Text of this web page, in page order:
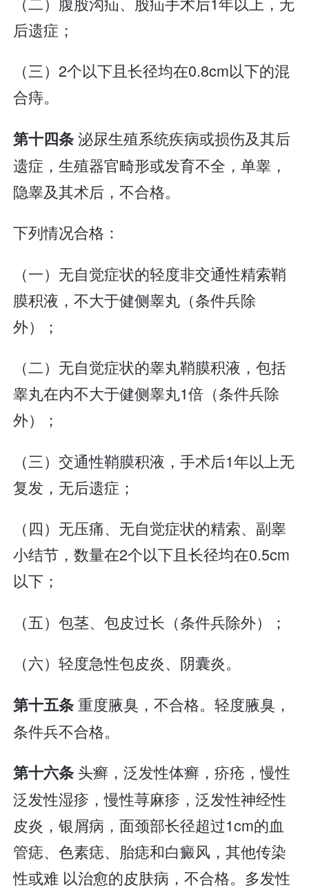
后遗症；
（三）2个以下且长径均在0.8cm以下的混
合痔。
第十四条泌尿生殖系统疾病或损伤及其后
遗症，生殖器官畸形或发育不全，单睾，
隐睾及其术后，不合格。
下列情况合格：
（一）无自觉症状的轻度非交通性精索鞘
膜积液，不大于健侧睾丸（条件兵除
外）；
（二）无自觉症状的睾丸鞘膜积液，包括
睾丸在内不大于健侧睾丸1倍（条件兵除
外）；
（三）交通性鞘膜积液，手术后1年以上无
复发，无后遗症；
（四）无压痛、无自觉症状的精索、副睾
小结节，数量在2个以下且长径均在0.5cm
以下；
（五）包茎、包皮过长（条件兵除外）；
（六）轻度急性包皮炎、阴囊炎。
第十五条重度腋臭，不合格。轻度腋臭，
条件兵不合格。
第十六条 头癣，泛发性体癣，疥疮，慢性
泛发性湿疹，慢性荨麻疹，泛发性神经性
皮炎，银屑病，面颈部长径超过1cm的血
管痣、色素痣、胎痣和白癜风，其他传染
性或难 以治愈的皮肤病，不合格。多发性